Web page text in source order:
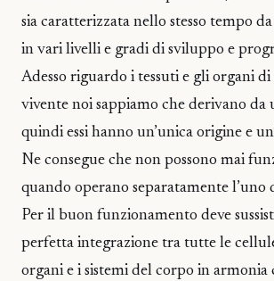
sia caratterizzata nello stesso tempo
in vari livelli e gradi di sviluppo e
Adesso riguardo i tessuti e gli organi
vivente noi sappiamo che derivano da
quindi essi hanno un’unica origine e
Ne consegue che non possono mai
quando operano separatamente l’uno
Per il buon funzionamento deve
perfetta integrazione tra tutte le
organi e i sistemi del corpo in armonia